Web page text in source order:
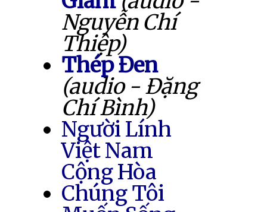
Nguyễn Chí
Thiệp)
Thép Đen
(audio - Đặng
Chí Bình)
Người Lính
Việt Nam
Cộng Hòa
Chúng Tôi